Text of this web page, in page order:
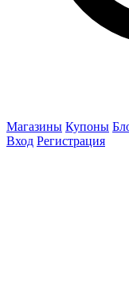
Магазины Купоны
Вход Регистрация